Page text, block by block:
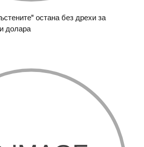
остана без дрехи за
долара